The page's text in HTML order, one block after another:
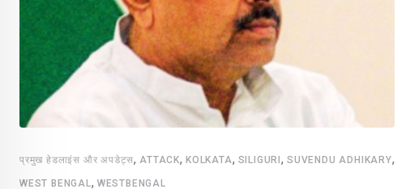
प्रमुख हेडलाइंस और अपडेट्स, ATTACK,KOLKATA, SILIGURI,SUVENDU ADHIKARY,
WEST BENGAL , WESTBENGAL